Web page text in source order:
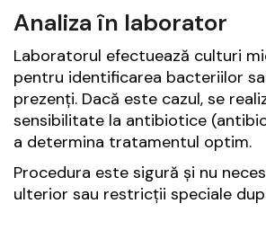
Analiza în laborator
Laboratorul efectuează culturi
pentru identificarea bacteriilor
prezenți. Dacă este cazul, se
sensibilitate la antibiotice
a determina tratamentul optim.
Procedura este sigură și nu
ulterior sau restricții speciale